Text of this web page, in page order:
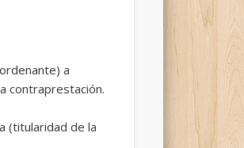
a
contraprestación.
(titularidad de la